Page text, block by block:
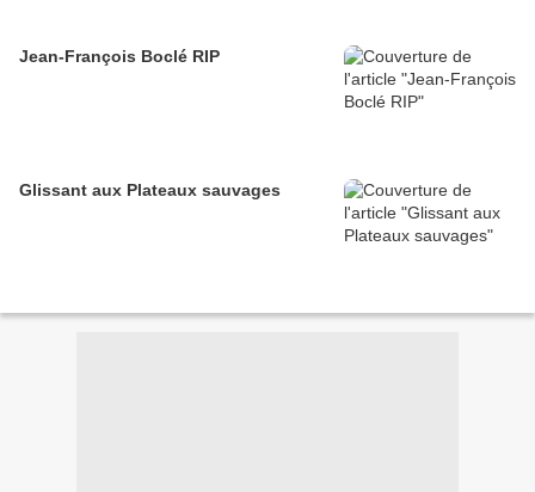
Jean-François Boclé RIP
Glissant aux Plateaux sauvages